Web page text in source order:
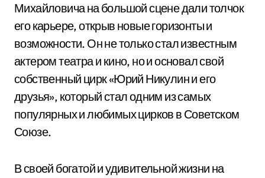
Михайловича на большой сцене дали толчок
его карьере, открыв новые горизонты и
возможности. Он не только стал известным
актером театра и кино, но и основал свой
собственный цирк «Юрий Никулин и его
друзья», который стал одним из самых
популярных и любимых цирков в Советском
Союзе.
В своей богатой и удивительной жизни на